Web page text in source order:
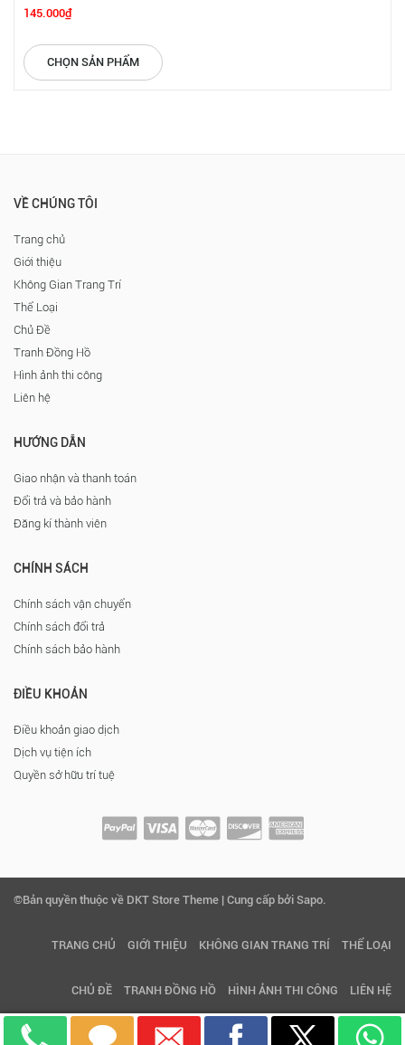
145.000₫
CHỌN SẢN PHẨM
VỀ CHÚNG TÔI
Trang chủ
Giới thiệu
Không Gian Trang Trí
Thể Loại
Chủ Đề
Tranh Đồng Hồ
Hình ảnh thi công
Liên hệ
HƯỚNG DẪN
Giao nhận và thanh toán
Đổi trả và bảo hành
Đăng kí thành viên
CHÍNH SÁCH
Chính sách vận chuyển
Chính sách đổi trả
Chính sách bảo hành
ĐIỀU KHOẢN
Điều khoản giao dịch
Dịch vụ tiện ích
Quyền sở hữu trí tuệ
©Bản quyền thuộc về DKT Store Theme | Cung cấp bởi Sapo.
TRANG CHỦ GIỚI THIỆU KHÔNG GIAN TRANG TRÍ THỂ LOẠI
CHỦ ĐỀ TRANH ĐỒNG HỒ HÌNH ẢNH THI CÔNG LIÊN HỆ